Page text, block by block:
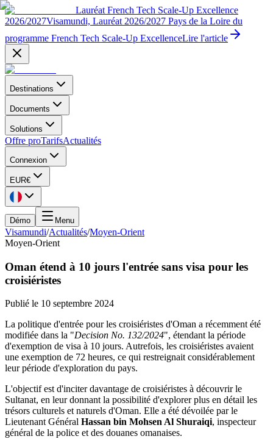
Lauréat French Tech Scale-Up Excellence
2026/2027Visamundi, Lauréat 2026/2027 Pays de la Loire du
programme French Tech Scale-Up ExcellenceLire l'article
Destinations
Documents
Solutions
Offre proTarifsActualités
Connexion
EUR€
Démo Menu
Visamundi/Actualités/Moyen-Orient
Moyen-Orient
Oman étend à 10 jours l'entrée sans visa pour les
croisiéristes
Publié le 10 septembre 2024
La politique d'entrée pour les croisiéristes d'Oman a récemment été
modifiée dans la "Decision No. 132/2024", étendant la période
d'exemption de visa à 10 jours. Autrefois, les croisiéristes avaient
une exemption de 72 heures, ce qui restreignait considérablement
leur période d'exploration du pays.
L'objectif est d'inciter davantage de croisiéristes à découvrir le
Sultanat, en leur donnant la possibilité d'explorer plus en détail les
trésors culturels et naturels d'Oman. Elle a été dévoilée par le
Lieutenant Général Hassan bin Mohsen Al Shuraiqi, inspecteur
général de la police et des douanes omanaises.